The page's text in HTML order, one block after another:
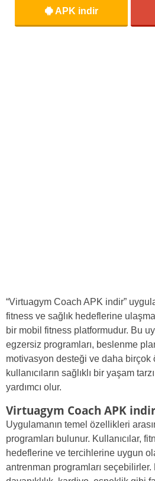
APK indir
“Virtuagym Coach APK indir”
fitness ve sağlık hedeflerine
bir mobil fitness platformudur. Bu
egzersiz programları, beslenme
motivasyon desteği ve daha birçok
kullanıcıların sağlıklı bir yaşam
yardımcı olur.
Virtuagym Coach APK
Uygulamanın temel özellikleri
programları bulunur. Kullanıcılar,
hedeflerine ve tercihlerine uygun
antrenman programları seçebilirler.